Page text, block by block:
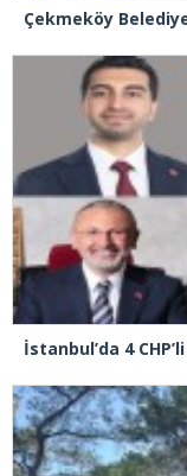
İstanbul’da 4